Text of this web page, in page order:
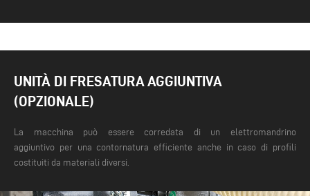
UNITÀ DI FRESATURA AGGIUNTIVA
(OPZIONALE)
La macchina può essere corredata di un elettromandrino
aggiuntivo per una contornatura efficiente anche in caso di profili
costituiti da materiali diversi.